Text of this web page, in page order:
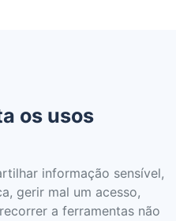
os usos
informação sensível,
gerir mal um acesso,
a ferramentas não